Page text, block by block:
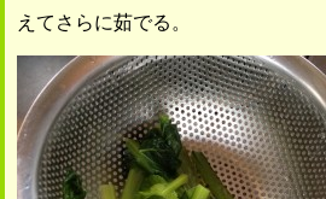
えてさらに茹でる。